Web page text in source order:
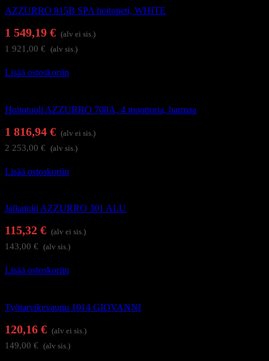
AZZURRO 815B SPA hoitopeti, WHITE
1 549,19 € (alv ei sis.)
1 921,00 € (alv sis.)
Lisää ostoskoriin
Hoitotuoli AZZURRO 708A, 4 moottoria, harmaa
1 816,94 € (alv ei sis.)
2 253,00 € (alv sis.)
Lisää ostoskoriin
Jalkatuki AZZURRO 301 ALU
115,32 € (alv ei sis.)
143,00 € (alv sis.)
Lisää ostoskoriin
Työtarvikevaunu 1014 GIOVANNI
120,16 € (alv ei sis.)
149,00 € (alv sis.)